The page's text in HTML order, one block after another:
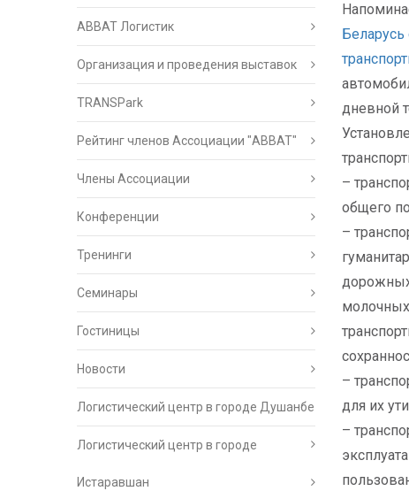
ABBAT Логистик
Организация и проведения выставок
TRANSPark
Рейтинг членов Ассоциации "АВВАТ"
Члены Ассоциации
Конференции
Тренинги
Семинары
Гостиницы
Новости
Логистический центр в городе Душанбе
Логистический центр в городе
Истаравшан
дневной
–
общего
–
–
для их
–